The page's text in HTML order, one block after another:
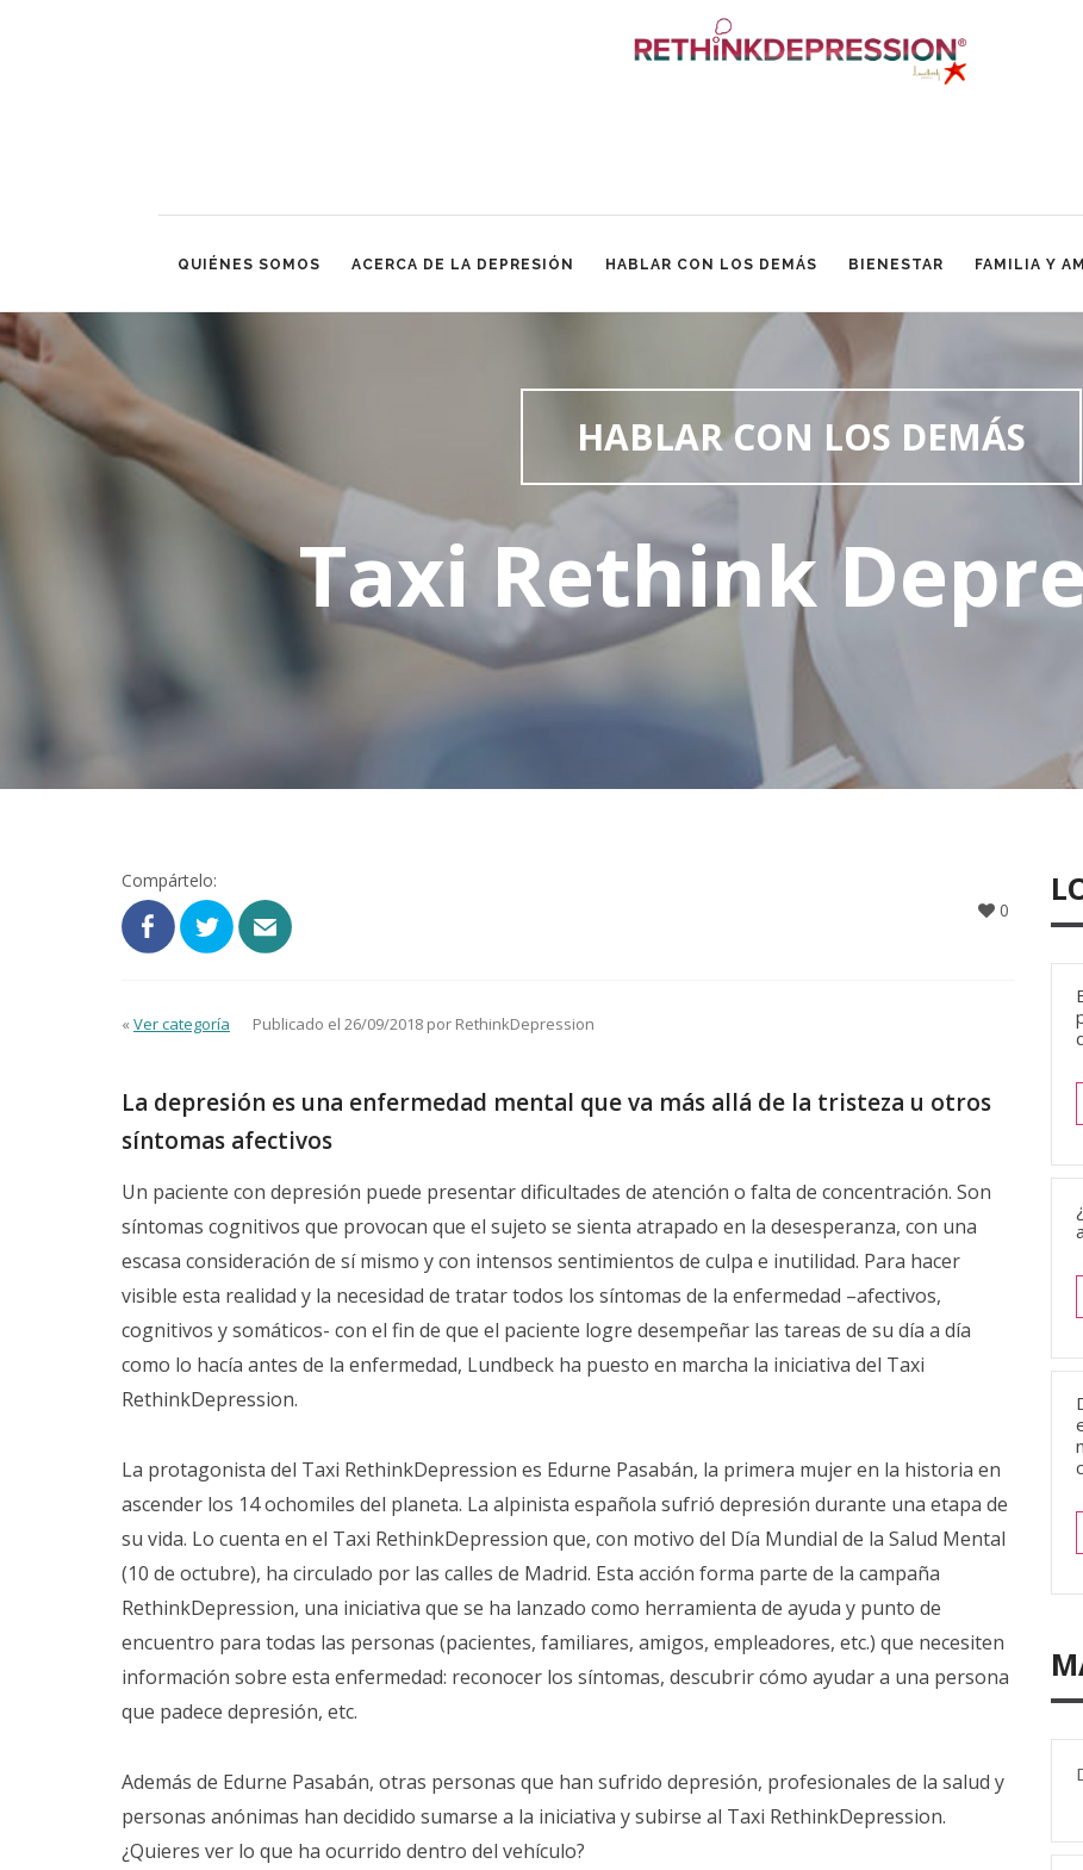
QUIÉNES SOMOS ACERCA DE LA DEPRESIÓN HABLAR CON LOS DEMÁS BIENESTAR FAMILIA Y
HABLAR CON LOS DEMÁS
Taxi Rethink
Compártelo:
0
« Ver categoría Publicado el 26/09/2018 por RethinkDepression
La depresión es una enfermedad mental que va más allá de la tristeza u otros
síntomas afectivos
Un paciente con depresión puede presentar dificultades de atención o falta de concentración. Son
síntomas cognitivos que provocan que el sujeto se sienta atrapado en la desesperanza, con una
escasa consideración de sí mismo y con intensos sentimientos de culpa e inutilidad. Para hacer
visible esta realidad y la necesidad de tratar todos los síntomas de la enfermedad –afectivos,
cognitivos y somáticos- con el fin de que el paciente logre desempeñar las tareas de su día a día
como lo hacía antes de la enfermedad, Lundbeck ha puesto en marcha la iniciativa del Taxi
RethinkDepression.
La protagonista del Taxi RethinkDepression es Edurne Pasabán, la primera mujer en la historia en
ascender los 14 ochomiles del planeta. La alpinista española sufrió depresión durante una etapa de
su vida. Lo cuenta en el Taxi RethinkDepression que, con motivo del Día Mundial de la Salud Mental
(10 de octubre), ha circulado por las calles de Madrid. Esta acción forma parte de la campaña
RethinkDepression, una iniciativa que se ha lanzado como herramienta de ayuda y punto de
encuentro para todas las personas (pacientes, familiares, amigos, empleadores, etc.) que necesiten
información sobre esta enfermedad: reconocer los síntomas, descubrir cómo ayudar a una persona
que padece depresión, etc.
Además de Edurne Pasabán, otras personas que han sufrido depresión, profesionales de la salud y
personas anónimas han decidido sumarse a la iniciativa y subirse al Taxi RethinkDepression.
¿Quieres ver lo que ha ocurrido dentro del vehículo?